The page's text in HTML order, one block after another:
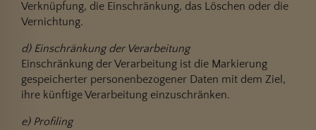
Verknüpfung, die Einschränkung, das Löschen oder die
Vernichtung.
d) Einschränkung der Verarbeitung
Einschränkung der Verarbeitung ist die Markierung
gespeicherter personenbezogener Daten mit dem Ziel,
ihre künftige Verarbeitung einzuschränken.
e) Profiling